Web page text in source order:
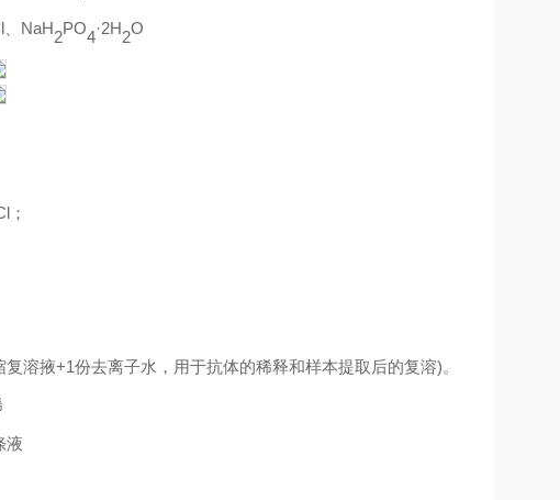
、 NaH2PO4·2H2O
；
复溶掖+1份去离子水，用于抗体的稀释和样本提取后的复溶)。
液